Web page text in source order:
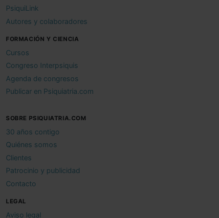
PsiquiLink
Autores y colaboradores
FORMACIÓN Y CIENCIA
Cursos
Congreso Interpsiquis
Agenda de congresos
Publicar en Psiquiatria.com
SOBRE PSIQUIATRIA.COM
30 años contigo
Quiénes somos
Clientes
Patrocinio y publicidad
Contacto
LEGAL
Aviso legal